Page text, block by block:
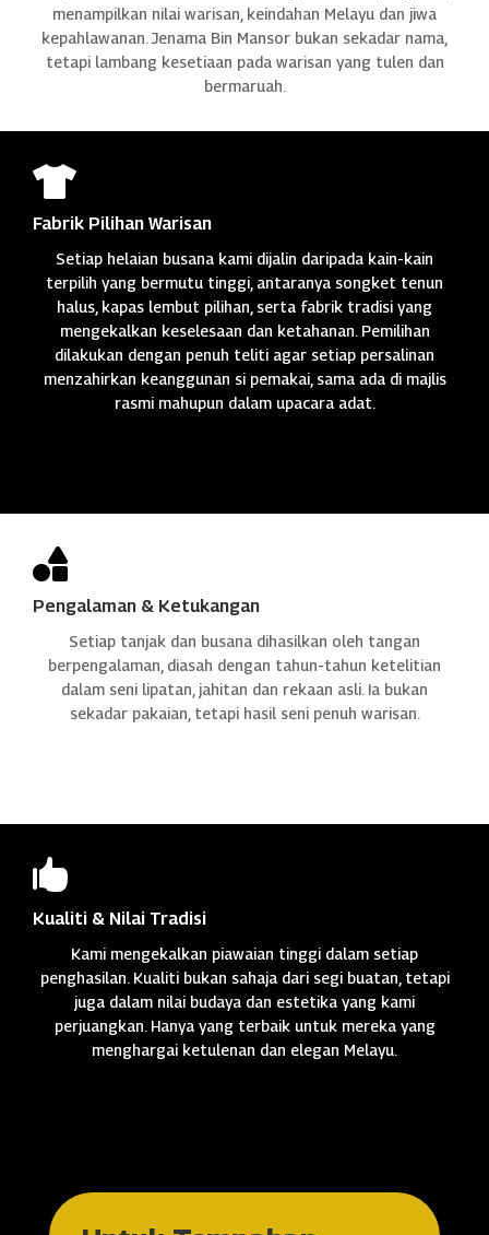
menampilkan nilai warisan, keindahan Melayu dan jiwa
kepahlawanan. Jenama Bin Mansor bukan sekadar nama,
tetapi lambang kesetiaan pada warisan yang tulen dan
bermaruah.

Fabrik Pilihan Warisan
Setiap helaian busana kami dijalin daripada kain-kain
terpilih yang bermutu tinggi, antaranya songket tenun
halus, kapas lembut pilihan, serta fabrik tradisi yang
mengekalkan keselesaan dan ketahanan. Pemilihan
dilakukan dengan penuh teliti agar setiap persalinan
menzahirkan keanggunan si pemakai, sama ada di majlis
rasmi mahupun dalam upacara adat.

Pengalaman & Ketukangan
Setiap tanjak dan busana dihasilkan oleh tangan
berpengalaman, diasah dengan tahun-tahun ketelitian
dalam seni lipatan, jahitan dan rekaan asli. Ia bukan
sekadar pakaian, tetapi hasil seni penuh warisan.

Kualiti & Nilai Tradisi
Kami mengekalkan piawaian tinggi dalam setiap
penghasilan. Kualiti bukan sahaja dari segi buatan, tetapi
juga dalam nilai budaya dan estetika yang kami
perjuangkan. Hanya yang terbaik untuk mereka yang
menghargai ketulenan dan elegan Melayu.